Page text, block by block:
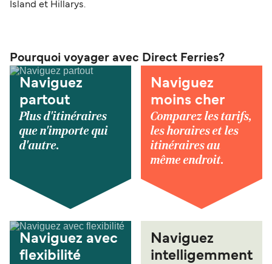
Island et Hillarys.
Pourquoi voyager avec Direct Ferries?
Naviguez
partout
Plus d'itinéraires
que n'importe qui
d'autre.
Naviguez
moins cher
Comparez les tarifs,
les horaires et les
itinéraires au
même endroit.
Naviguez avec
flexibilité
Naviguez
intelligemment